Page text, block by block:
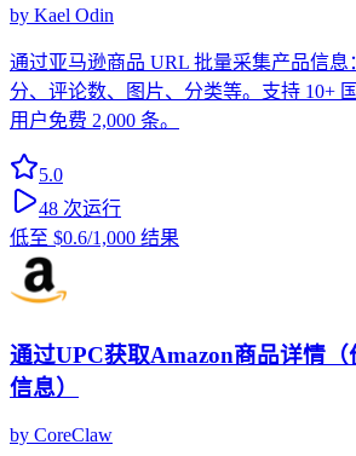
by Kael Odin
通过亚马逊商品 URL 批量采集产品信息
分、评论数、图片、分类等。支持 10+
用户免费 2,000 条。
5.0
48 次运行
低至 $0.6/1,000 结果
通过UPC获取Amazon商品详情
信息）
by CoreClaw